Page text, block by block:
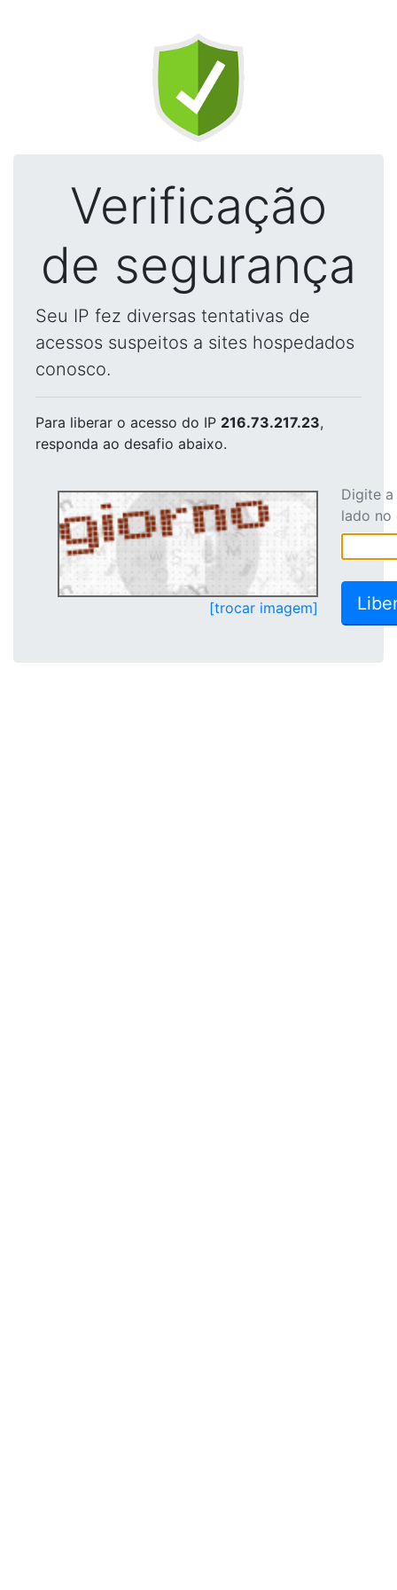
Verificação
de segurança
Seu IP fez diversas tentativas de
acessos suspeitos a sites hospedados
conosco.
Para liberar o acesso do IP 216.73.217.23,
responda ao desafio abaixo.
[trocar imagem]
Digite
lado no